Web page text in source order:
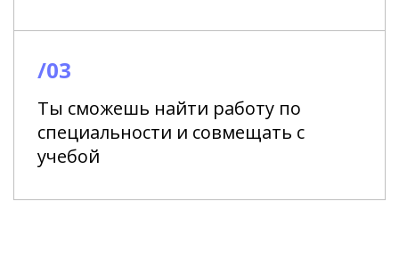
/03
Ты сможешь найти работу по
специальности и совмещать с
учебой